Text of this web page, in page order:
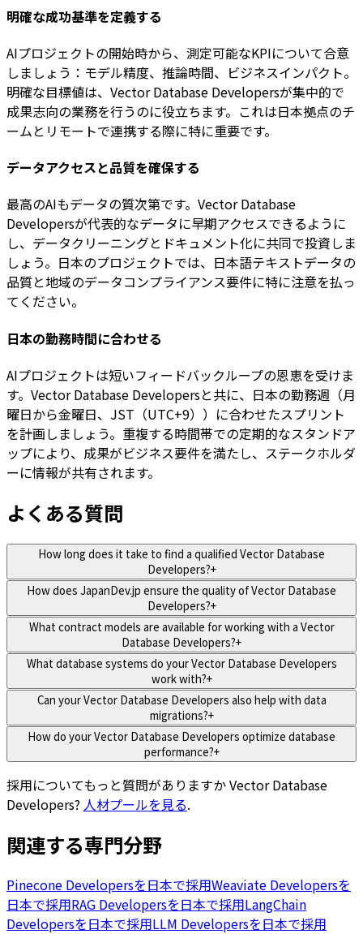
明確な成功基準を定義する
AIプロジェクトの開始時から、測定可能なKPIについて合意
しましょう：モデル精度、推論時間、ビジネスインパクト。
明確な目標値は、Vector Database Developersが集中的で
成果志向の業務を行うのに役立ちます。これは日本拠点のチ
ームとリモートで連携する際に特に重要です。
データアクセスと品質を確保する
最高のAIもデータの質次第です。Vector Database
Developersが代表的なデータに早期アクセスできるように
し、データクリーニングとドキュメント化に共同で投資しま
しょう。日本のプロジェクトでは、日本語テキストデータの
品質と地域のデータコンプライアンス要件に特に注意を払っ
てください。
日本の勤務時間に合わせる
AIプロジェクトは短いフィードバックループの恩恵を受けま
す。Vector Database Developersと共に、日本の勤務週（月
曜日から金曜日、JST（UTC+9））に合わせたスプリント
を計画しましょう。重複する時間帯での定期的なスタンドア
ップにより、成果がビジネス要件を満たし、ステークホルダ
ーに情報が共有されます。
よくある質問
How long does it take to find a qualified Vector Database
Developers?+
How does JapanDev.jp ensure the quality of Vector Database
Developers?+
What contract models are available for working with a Vector
Database Developers?+
What database systems do your Vector Database Developers
work with?+
Can your Vector Database Developers also help with data
migrations?+
How do your Vector Database Developers optimize database
performance?+
採用についてもっと質問がありますかVector Database
Developers? 人材プールを見る.
関連する専門分野
Pinecone Developersを日本で採用Weaviate Developersを
日本で採用RAG Developersを日本で採用LangChain
Developersを日本で採用LLM Developersを日本で採用